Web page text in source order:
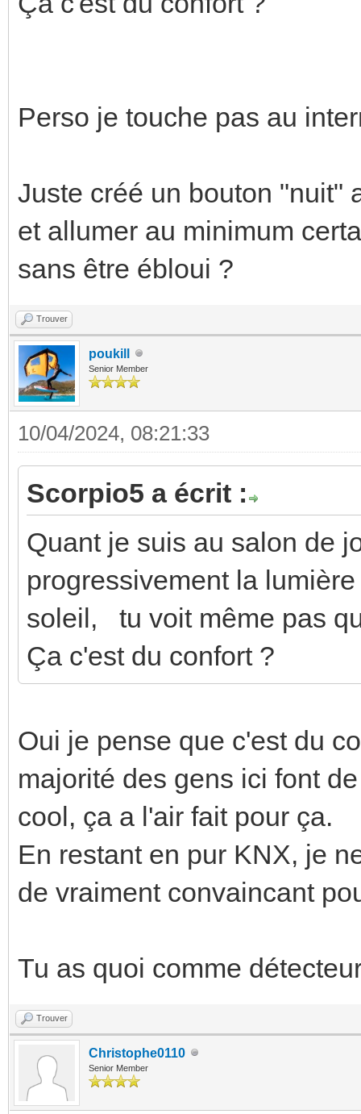
Perso je touche pas au
Juste créé un bouton "nuit"
et allumer au minimum
sans être ébloui ?
Trouver
poukill
Senior Member
10/04/2024, 08:21:33
Scorpio5 a écrit :
Quant je suis au salon de
progressivement la
soleil, tu voit même pas
Ça c'est du confort ?
Oui je pense que c'est du
majorité des gens ici font
cool, ça a l'air fait pour ça.
En restant en pur KNX, je
de vraiment convaincant
Tu as quoi comme
Trouver
Christophe0110
Senior Member